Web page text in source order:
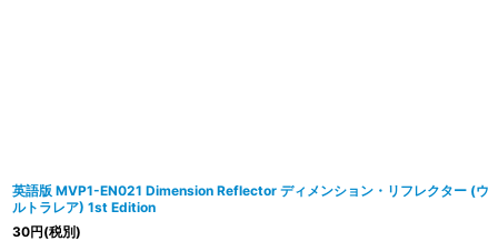
英語版 MVP1-EN021 Dimension Reflector ディメンション・リフレクター (ウ
ルトラレア) 1st Edition
30円(税別)